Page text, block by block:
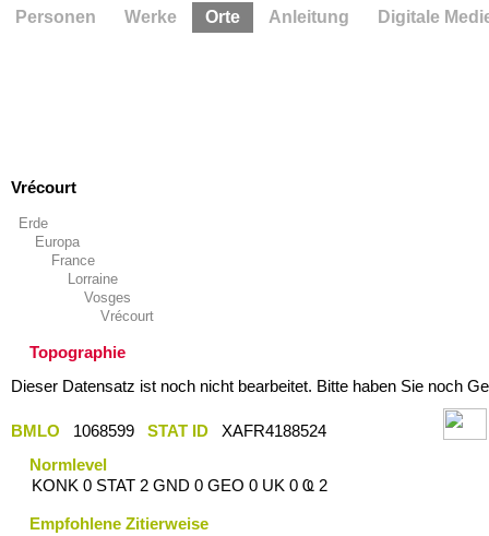
Vrécourt
Erde
Europa
France
Lorraine
Vosges
Vrécourt
Topographie
Dieser Datensatz ist noch nicht bearbeitet. Bitte haben Sie noch
BMLO 1068599 STAT ID
XAFR4188524
Normlevel
KONK 0 STAT 2 GND 0 GEO 0 UK 0 Ҩ 2
Empfohlene Zitierweise
Personen Werke Orte Anleitung Digitale